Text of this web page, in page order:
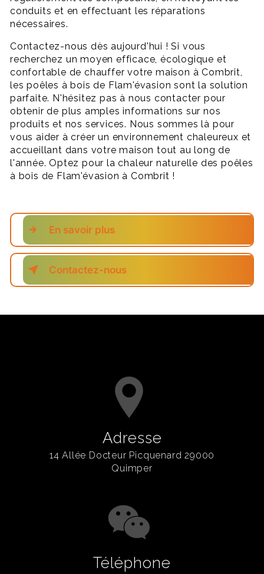
conduits et en effectuant les réparations
nécessaires.
Contactez-nous dès aujourd'hui ! Si vous
recherchez un moyen efficace, écologique et
confortable de chauffer votre maison à Combrit,
les poêles à bois de Flam'évasion sont la solution
parfaite. N'hésitez pas à nous contacter pour
obtenir de plus amples informations sur nos
produits et nos services. Nous sommes là pour
vous aider à créer un environnement chaleureux et
accueillant dans votre maison tout au long de
l'année. Optez pour la chaleur naturelle des poêles
à bois de Flam'évasion à Combrit !
En savoir plus
Contactez-nous
Adresse
14 Allée Docteur Picquenard 29000
Quimper
Téléphone